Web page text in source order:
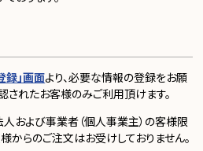
録」画面より、必要な情報の登録をお願
されたお客様のみご利用頂けます。
人および事業者（個人事業主）の客様限
からのご注文はお受けしておりません。